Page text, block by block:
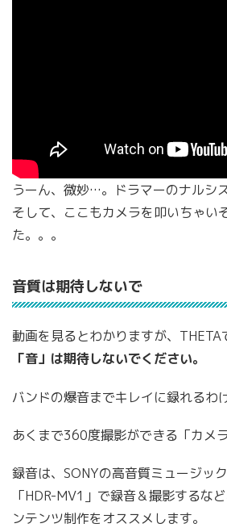
うーん、微妙…。ドラマーのナルシ
そして、ここもカメラを叩いちゃい
た。。。
音質は期待しないで
動画を見るとわかりますが、THETA
「音」は期待しないでください。
バンドの爆音までキレイに録れるわ
あくまで360度撮影ができる「カメラ
録音は、SONYの高音質ミュージッ
「HDR-MV1」で録音＆撮影するな
ンテンツ制作をオススメします。